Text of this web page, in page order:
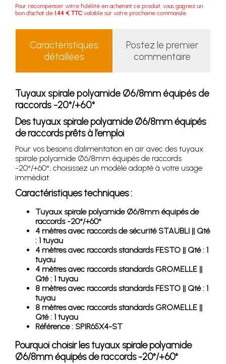
Pour récompenser votre fidélité en achetant ce produit, vous gagnez un
bon d'achat de 1.44 € TTC valable sur votre prochaine commande.
Caractéristiques
détaillées
Postez le premier
commentaire
Tuyaux spirale polyamide Ø6/8mm équipés de
raccords -20°/+60°
Des tuyaux spirale polyamide Ø6/8mm équipés
de raccords prêts à l’emploi
Pour vos besoins d’alimentation en air avec des tuyaux
spirale polyamide Ø6/8mm équipés de raccords
-20°/+60°, choisissez un modèle adapté à votre usage
immédiat.
Caractéristiques techniques :
Tuyaux spirale polyamide Ø6/8mm équipés de
raccords -20°/+60°
4 mètres avec raccords de sécurité STAUBLI || Qté
: 1 tuyau
4 mètres avec raccords standards FESTO || Qté : 1
tuyau
4 mètres avec raccords standards GROMELLE ||
Qté : 1 tuyau
8 mètres avec raccords standards FESTO || Qté : 1
tuyau
8 mètres avec raccords standards GROMELLE ||
Qté : 1 tuyau
Référence : SPIR65X4-ST
Pourquoi choisir les tuyaux spirale polyamide
Ø6/8mm équipés de raccords -20°/+60°